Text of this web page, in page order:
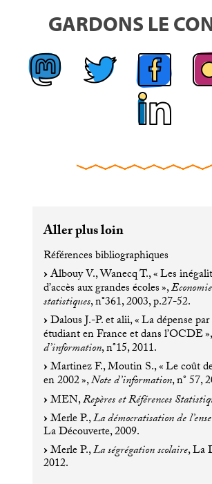
GARDONS LE
Aller plus loin
Références bibliographiques
Albouy V., Wanecq T., «Les
d’accès aux grandes écoles»,
statistiques, n°361, 2003, p.27-52.
Dalous J.-P. et alii, «La dépense
étudiant en France et dans l’OCDE
d’information, n°15, 2011.
Martinez F., Moutin S., «Le coût
en 2002»,Note d’information, n° 57,
MEN,Repères et Références
Merle P.,La démocratisation de
La Découverte, 2009.
Merle P.,La ségrégation scolaire, La
2012.